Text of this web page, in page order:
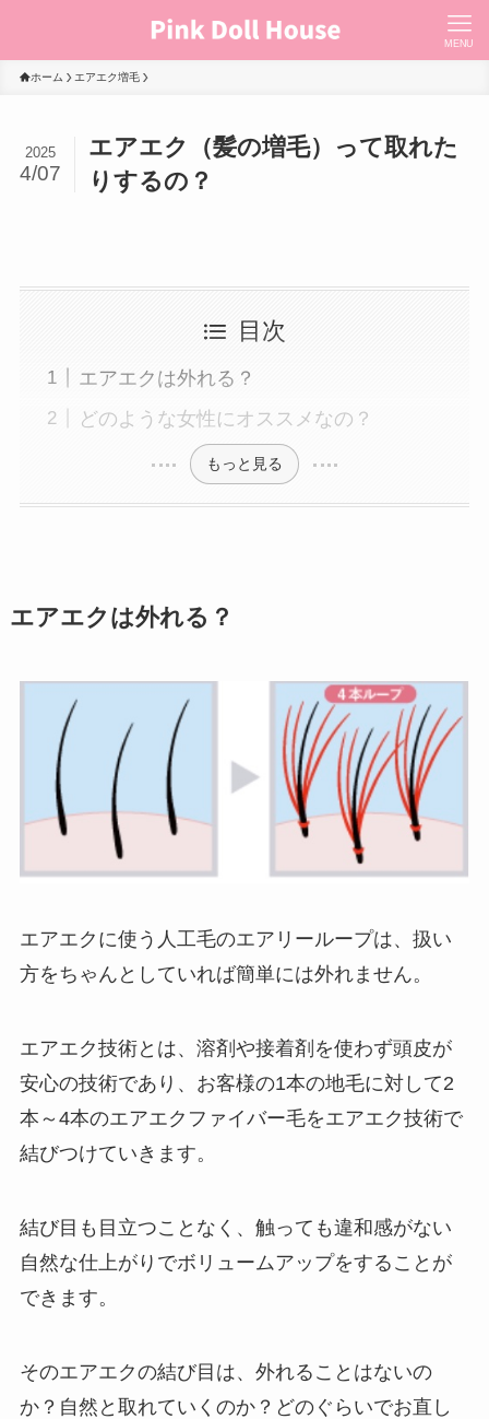
MENU
ホーム エアエク増毛
エアエク（髪の増毛）って取れた
りするの？
2025
4/07
目次
エアエクは外れる？
どのような女性にオススメなの？
もっと見る
エアエクは外れる？
エアエクに使う人工毛のエアリーループは、扱い
方をちゃんとしていれば簡単には外れません。
エアエク技術とは、溶剤や接着剤を使わず頭皮が
安心の技術であり、お客様の1本の地毛に対して2
本～4本のエアエクファイバー毛をエアエク技術で
結びつけていきます。
結び目も目立つことなく、触っても違和感がない
自然な仕上がりでボリュームアップをすることが
できます。
そのエアエクの結び目は、外れることはないの
か？自然と取れていくのか？どのぐらいでお直し